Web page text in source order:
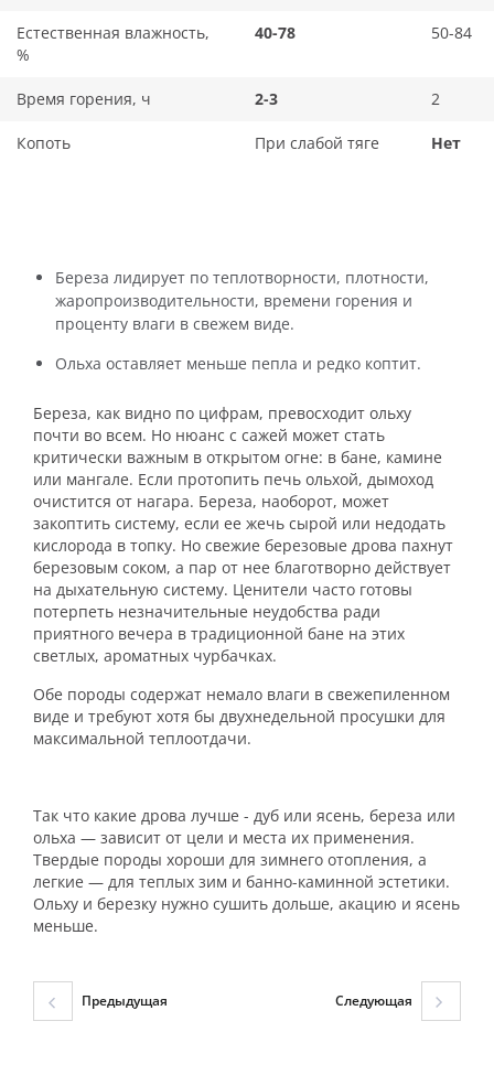
Естественная влажность,
%
40-78 50-84
Время горения, ч 2-3 2
Копоть При слабой тяге Нет
Береза лидирует по теплотворности, плотности,
жаропроизводительности, времени горения и
проценту влаги в свежем виде.
Ольха оставляет меньше пепла и редко коптит.
Береза, как видно по цифрам, превосходит ольху
почти во всем. Но нюанс с сажей может стать
критически важным в открытом огне: в бане, камине
или мангале. Если протопить печь ольхой, дымоход
очистится от нагара. Береза, наоборот, может
закоптить систему, если ее жечь сырой или недодать
кислорода в топку. Но свежие березовые дрова пахнут
березовым соком, а пар от нее благотворно действует
на дыхательную систему. Ценители часто готовы
потерпеть незначительные неудобства ради
приятного вечера в традиционной бане на этих
светлых, ароматных чурбачках.
Обе породы содержат немало влаги в свежепиленном
виде и требуют хотя бы двухнедельной просушки для
максимальной теплоотдачи.
Так что какие дрова лучше - дуб или ясень, береза или
ольха — зависит от цели и места их применения.
Твердые породы хороши для зимнего отопления, а
легкие — для теплых зим и банно-каминной эстетики.
Ольху и березку нужно сушить дольше, акацию и ясень
меньше.
Предыдущая Следующая